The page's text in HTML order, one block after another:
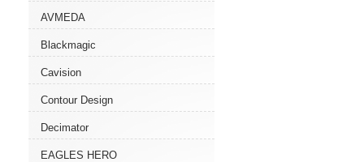
AVMEDA
Blackmagic
Cavision
Contour Design
Decimator
EAGLES HERO